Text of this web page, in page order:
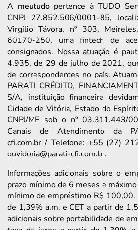
A meutudopertence à TUDO
CNPJ 27.852.506/0001-85,
Virgílio Távora, nº 303,
60170-250, uma fintech de
consignados. Nossa atuação é
4.935, de 29 de julho de 2021,
de correspondentes no país.
PARATI CRÉDITO,
S/A, instituição financeira
Cidade de Vitória, Estado do
CNPJ/MF sob o nº 03.311.443/
Canais de Atendimento da
cfi.com.br / Telefone: +55 (27)
ouvidoria@parati-cfi.com.br.
Informações adicionais sobre o
prazo mínimo de 6 meses e
mínimo de empréstimo R$ 100,00.
de 1,39% a.m. e CET a partir de
adicionais sobre portabilidade de